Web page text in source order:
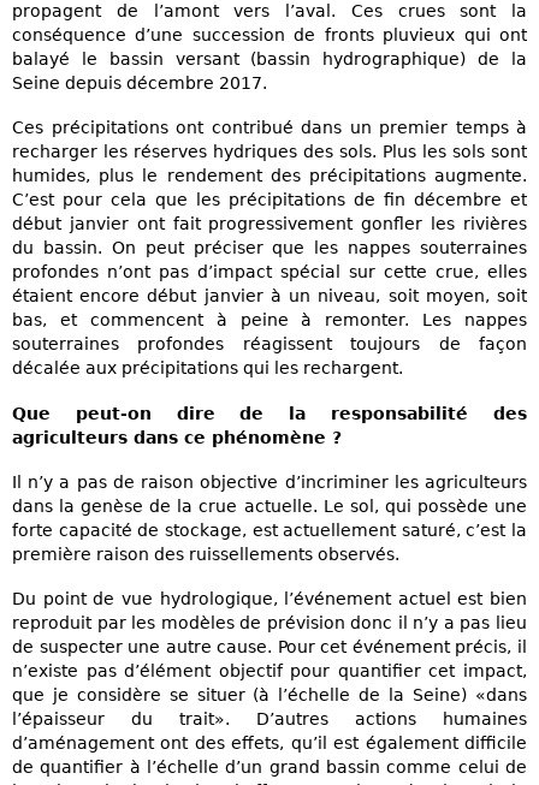
propagent de l’amont vers l’aval. Ces crues sont la
conséquence d’une succession de fronts pluvieux qui ont
balayé le bassin versant (bassin hydrographique) de la
Seine depuis décembre 2017.
Ces précipitations ont contribué dans un premier temps à
recharger les réserves hydriques des sols. Plus les sols sont
humides, plus le rendement des précipitations augmente.
C’est pour cela que les précipitations de fin décembre et
début janvier ont fait progressivement gonfler les rivières
du bassin. On peut préciser que les nappes souterraines
profondes n’ont pas d’impact spécial sur cette crue, elles
étaient encore début janvier à un niveau, soit moyen, soit
bas, et commencent à peine à remonter. Les nappes
souterraines profondes réagissent toujours de façon
décalée aux précipitations qui les rechargent.
Que peut-on dire de la responsabilité des
agriculteurs dans ce phénomène ?
Il n’y a pas de raison objective d’incriminer les agriculteurs
dans la genèse de la crue actuelle. Le sol, qui possède une
forte capacité de stockage, est actuellement saturé, c’est la
première raison des ruissellements observés.
Du point de vue hydrologique, l’événement actuel est bien
reproduit par les modèles de prévision donc il n’y a pas lieu
de suspecter une autre cause. Pour cet événement précis, il
n’existe pas d’élément objectif pour quantifier cet impact,
que je considère se situer (à l’échelle de la Seine) «dans
l’épaisseur du trait». D’autres actions humaines
d’aménagement ont des effets, qu’il est également difficile
de quantifier à l’échelle d’un grand bassin comme celui de